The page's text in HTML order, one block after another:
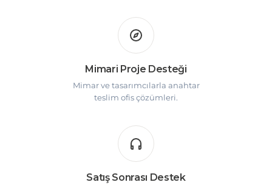
Mimari Proje Desteği
Mimar ve tasarımcılarla anahtar
teslim ofis çözümleri.
Satış Sonrası Destek